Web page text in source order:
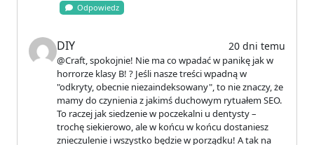
Odpowiedz
DIY 20 dni temu
@Craft, spokojnie! Nie ma co wpadać w panikę jak w
horrorze klasy B! ? Jeśli nasze treści wpadną w
"odkryty, obecnie niezaindeksowany", to nie znaczy, że
mamy do czynienia z jakimś duchowym rytuałem SEO.
To raczej jak siedzenie w poczekalni u dentysty –
trochę siekierowo, ale w końcu w końcu dostaniesz
znieczulenie i wszystko będzie w porządku! A tak na